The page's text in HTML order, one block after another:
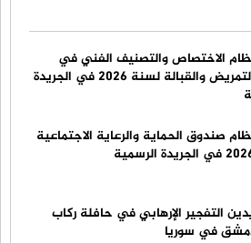
الاختصاص والتصنيف الفني في
مهنة التمريض والقبالة لسنة 2026 في الجريدة
صندوق الحماية والرعاية الاجتماعية
التفجير الإرهابي في حافلة ركاب
في سوريا